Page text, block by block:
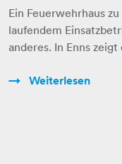
Ein Feuerwehrhaus
laufendem
anderes. In Enns
Weiterlesen